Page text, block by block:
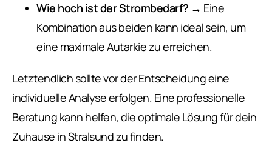
Wie hoch ist der Strombedarf? → Eine
Kombination aus beiden kann ideal sein, um
eine maximale Autarkie zu erreichen.
Letztendlich sollte vor der Entscheidung eine
individuelle Analyse erfolgen. Eine professionelle
Beratung kann helfen, die optimale Lösung für dein
Zuhause in Stralsund zu finden.